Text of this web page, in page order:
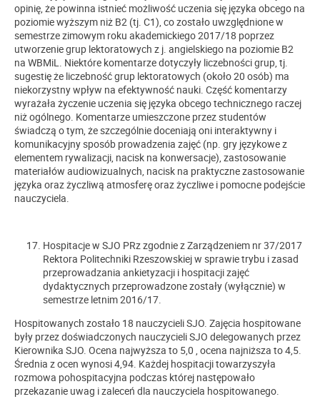
opinię, że powinna istnieć możliwość uczenia się języka obcego na
poziomie wyższym niż B2 (tj. C1), co zostało uwzględnione w
semestrze zimowym roku akademickiego 2017/18 poprzez
utworzenie grup lektoratowych z j. angielskiego na poziomie B2
na WBMiL. Niektóre komentarze dotyczyły liczebności grup, tj.
sugestię że liczebność grup lektoratowych (około 20 osób) ma
niekorzystny wpływ na efektywność nauki. Część komentarzy
wyrażała życzenie uczenia się języka obcego technicznego raczej
niż ogólnego. Komentarze umieszczone przez studentów
świadczą o tym, że szczególnie doceniają oni interaktywny i
komunikacyjny sposób prowadzenia zajęć (np. gry językowe z
elementem rywalizacji, nacisk na konwersacje), zastosowanie
materiałów audiowizualnych, nacisk na praktyczne zastosowanie
języka oraz życzliwą atmosferę oraz życzliwe i pomocne podejście
nauczyciela.
Hospitacje w SJO PRz zgodnie z Zarządzeniem nr 37/2017
Rektora Politechniki Rzeszowskiej w sprawie trybu i zasad
przeprowadzania ankietyzacji i hospitacji zajęć
dydaktycznych przeprowadzone zostały (wyłącznie) w
semestrze letnim 2016/17.
Hospitowanych zostało 18 nauczycieli SJO. Zajęcia hospitowane
były przez doświadczonych nauczycieli SJO delegowanych przez
Kierownika SJO. Ocena najwyższa to 5,0 , ocena najniższa to 4,5.
Średnia z ocen wynosi 4,94. Każdej hospitacji towarzyszyła
rozmowa pohospitacyjna podczas której następowało
przekazanie uwag i zaleceń dla nauczyciela hospitowanego.